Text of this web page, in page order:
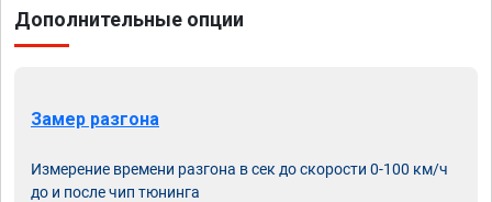
Дополнительные опции
Замер разгона
Измерение времени разгона в сек до скорости 0-100 км/ч
до и после чип тюнинга